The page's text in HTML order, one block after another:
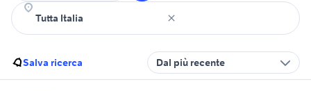
Salva ricerca Dal più recente